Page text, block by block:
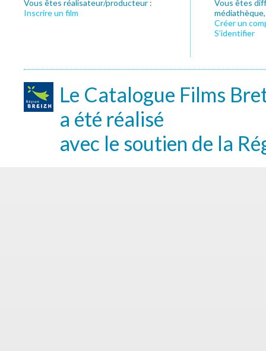
Vous êtes réalisateur/producteur :
Inscrire un film
Vous êtes
Créer un
S’identifier
Le Catalogue Films
a été réalisé
avec le soutien de la